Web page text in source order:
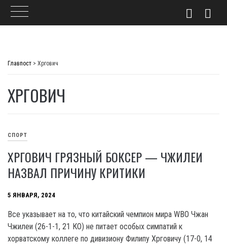
Главпост > Хргович
ХРГОВИЧ
СПОРТ
ХРГОВИЧ ГРЯЗНЫЙ БОКСЕР — ЧЖИЛЕИ
НАЗВАЛ ПРИЧИНУ КРИТИКИ
5 ЯНВАРЯ, 2024
Все указывает на то, что китайский чемпион мира WBO Чжан
Чжилеи (26-1-1, 21 КО) не питает особых симпатий к
хорватскому коллеге по дивизиону Филипу Хрговичу (17-0, 14